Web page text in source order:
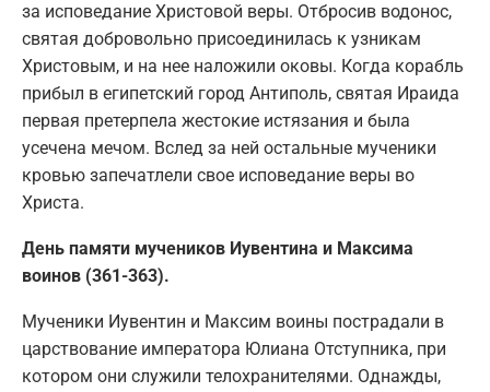
за исповедание Христовой веры. Отбросив водонос,
святая добровольно присоединилась к узникам
Христовым, и на нее наложили оковы. Когда корабль
прибыл в египетский город Антиполь, святая Ираида
первая претерпела жестокие истязания и была
усечена мечом. Вслед за ней остальные мученики
кровью запечатлели свое исповедание веры во
Христа.
День памяти мучеников Иувентина и Максима
воинов (361-363).
Мученики Иувентин и Максим воины пострадали в
царствование императора Юлиана Отступника, при
котором они служили телохранителями. Однажды,